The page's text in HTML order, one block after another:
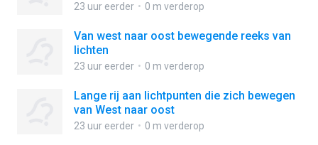
23 uur eerder 0 m verderop
Van west naar oost bewegende reeks van
lichten
23 uur eerder 0 m verderop
Lange rij aan lichtpunten die zich bewegen
van West naar oost
23 uur eerder 0 m verderop